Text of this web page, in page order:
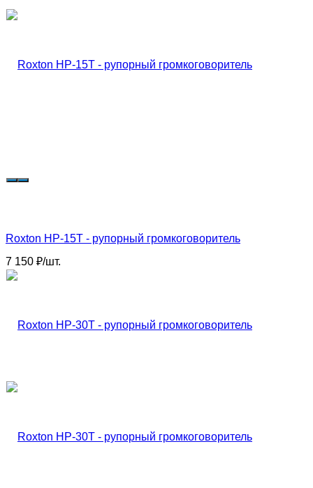
Roxton HP-15T - рупорный громкоговоритель
7 150 ₽/шт.